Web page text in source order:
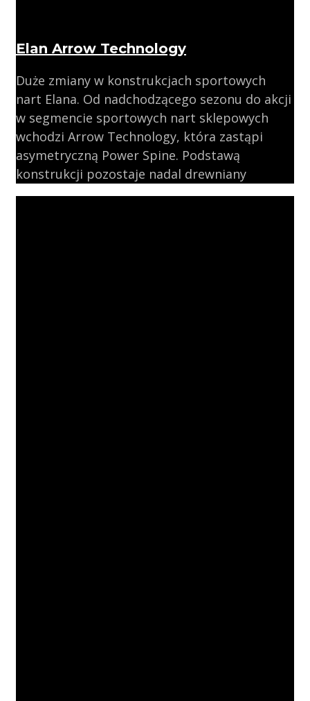
Elan Arrow Technology
Duże zmiany w konstrukcjach sportowych
nart Elana. Od nadchodzącego sezonu do akcji
w segmencie sportowych nart sklepowych
wchodzi Arrow Technology, która zastąpi
asymetryczną Power Spine. Podstawą
konstrukcji pozostaje nadal drewniany